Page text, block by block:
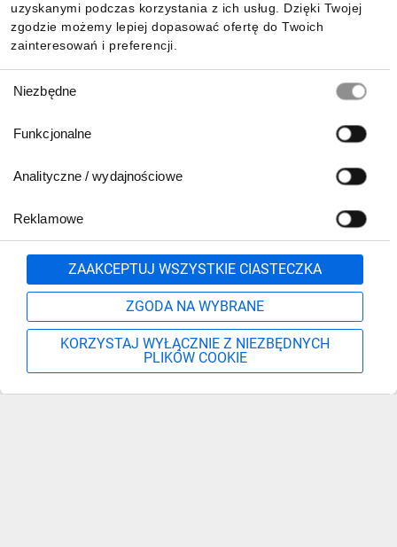
uzyskanymi podczas korzystania z ich usług. Dzięki Twojej
zgodzie możemy lepiej dopasować ofertę do Twoich
zainteresowań i preferencji.
zgody
Niezbędne
Funkcjonalne
Analityczne / wydajnościowe
Reklamowe
ZAAKCEPTUJ WSZYSTKIE CIASTECZKA
ZGODA NA WYBRANE
KORZYSTAJ WYŁĄCZNIE Z NIEZBĘDNYCH
PLIKÓW COOKIE